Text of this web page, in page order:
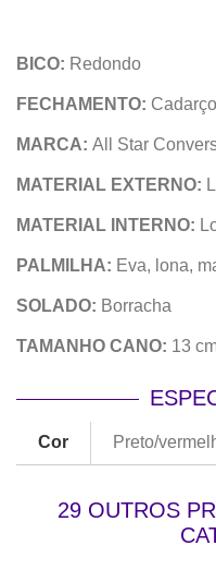
BICO: Redondo
FECHAMENTO: Cadarço
MARCA: All Star
MATERIAL EXTERNO:
MATERIAL INTERNO:
PALMILHA: Eva, lona,
SOLADO: Borracha
TAMANHO CANO: 13
Cor Preto/
29 OUTROS